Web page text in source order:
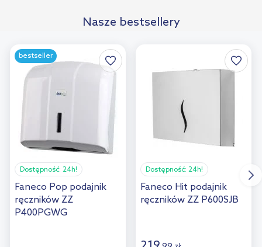
Nasze bestsellery
bestseller
Dostępność: 24h!
Faneco Pop podajnik
ręczników ZZ
P400PGWG
Dostępność: 24h!
Faneco Hit podajnik
ręczników ZZ P600SJB